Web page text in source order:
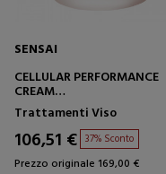
SENSAI
CELLULAR PERFORMANCE
CREAM
CREMA TRATTAMENTO
INTENSIVO PER PELLE SECCA
Trattamenti Viso
106,51 € 37% Sconto
Prezzo originale 169,00 €